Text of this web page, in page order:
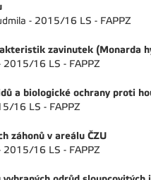
- 2015/16 LS - FAPPZ
zavinutek (Monarda
2015/16 LS - FAPPZ
a biologické ochrany proti
16 LS - FAPPZ
záhonů v areálu ČZU
2015/16 LS - FAPPZ